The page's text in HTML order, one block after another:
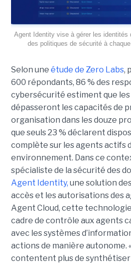
Agent Identity vise à gérer les identités
des politiques de sécurité à
Selon une étude de Zero Labs,
600 répondants, 86 % des
cybersécurité estiment que
dépasseront les capacités de
organisation dans les douze
que seuls 23 % déclarent
complète sur les agents actifs
environnement. Dans ce
spécialiste de la sécurité des
Agent Identity, une solution
accès et les autorisations des
Agent Cloud, cette
cadre de contrôle aux agents
avec les systèmes
actions de manière autonome.
contentent plus de